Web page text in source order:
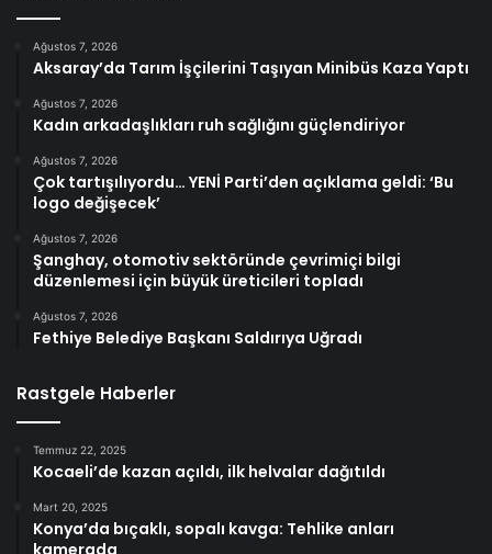
Ağustos 7, 2026
Aksaray’da Tarım İşçilerini Taşıyan Minibüs Kaza Yaptı
Ağustos 7, 2026
Kadın arkadaşlıkları ruh sağlığını güçlendiriyor
Ağustos 7, 2026
Çok tartışılıyordu… YENİ Parti’den açıklama geldi: ‘Bu
logo değişecek’
Ağustos 7, 2026
Şanghay, otomotiv sektöründe çevrimiçi bilgi
düzenlemesi için büyük üreticileri topladı
Ağustos 7, 2026
Fethiye Belediye Başkanı Saldırıya Uğradı
Rastgele Haberler
Temmuz 22, 2025
Kocaeli’de kazan açıldı, ilk helvalar dağıtıldı
Mart 20, 2025
Konya’da bıçaklı, sopalı kavga: Tehlike anları